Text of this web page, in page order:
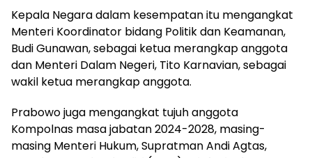
Kepala Negara dalam kesempatan itu mengangkat
Menteri Koordinator bidang Politik dan Keamanan,
Budi Gunawan, sebagai ketua merangkap anggota
dan Menteri Dalam Negeri, Tito Karnavian, sebagai
wakil ketua merangkap anggota.
Prabowo juga mengangkat tujuh anggota
Kompolnas masa jabatan 2024-2028, masing-
masing Menteri Hukum, Supratman Andi Agtas,